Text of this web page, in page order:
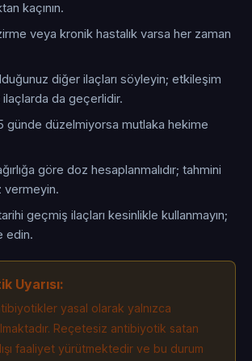
kaçının.
veya kronik hastalık varsa her zaman
diğer ilaçları söyleyin; etkileşim
da geçerlidir.
günde düzelmiyorsa mutlaka hekime
göre doz hesaplanmalıdır; tahmini
vermeyin.
geçmiş ilaçları kesinlikle kullanmayın;
edin.
Uyarısı:
yasal olarak yalnızca
Reçetesiz antibiyotik satan
faaliyet yürütmektedir ve bu durum